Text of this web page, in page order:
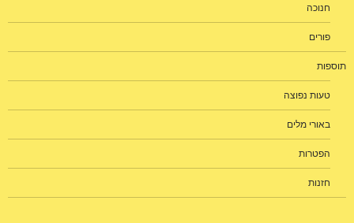
חנוכה
פורים
תוספות
טעות נפוצה
באורי מלים
הפטרות
חזנות